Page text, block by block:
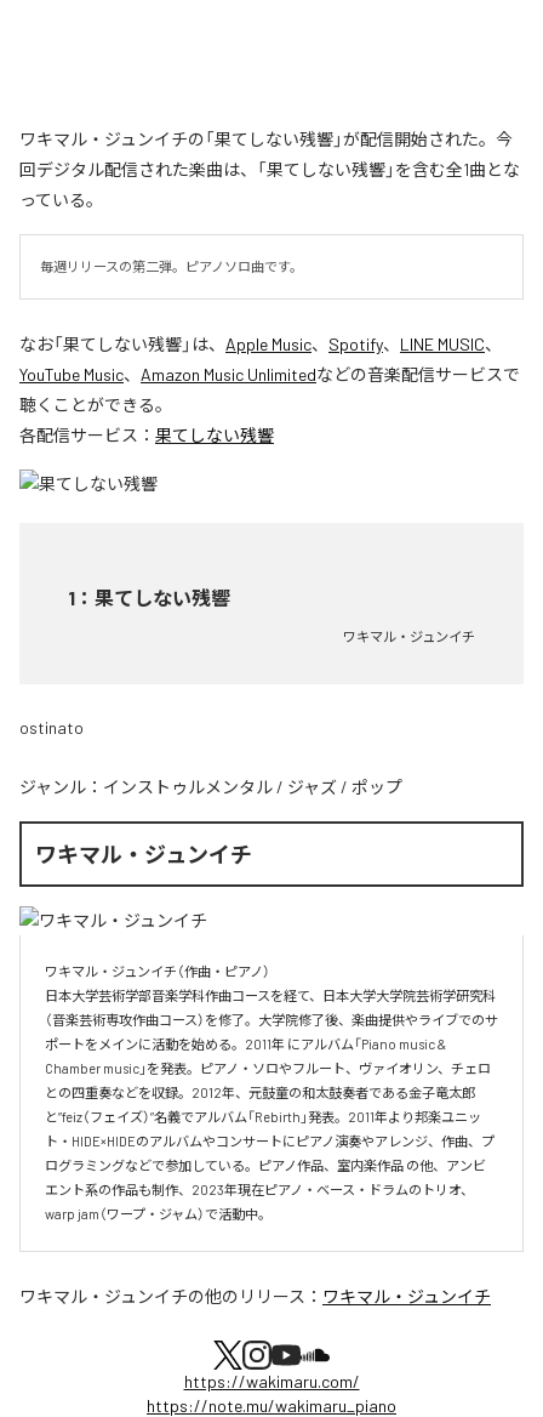
ワキマル・ジュンイチの「果てしない残響」が配信開始された。今
回デジタル配信された楽曲は、「果てしない残響」を含む全1曲とな
っている。
毎週リリースの第二弾。ピアノソロ曲です。
なお「果てしない残響」は、 Apple Music、 Spotify、 LINE MUSIC、
YouTube Music、 Amazon Music Unlimitedなどの音楽配信サービスで
聴くことができる。
各配信サービス： 果てしない残響
1 ： 果てしない残響
ワキマル・ジュンイチ
ostinato
ジャンル： インストゥルメンタル / ジャズ / ポップ
ワキマル・ジュンイチ
ワキマル・ジュンイチ（作曲・ピアノ）
日本大学芸術学部音楽学科作曲コースを経て、日本大学大学院芸術学研究科
（音楽芸術専攻作曲コース）を修了。大学院修了後、楽曲提供やライブでのサ
ポートをメインに活動を始める。2011年 にアルバム「Piano music &
Chamber music」を発表。ピアノ・ソロやフルート、ヴァイオリン、チェロ
との四重奏などを収録。2012年、元鼓童の和太鼓奏者である金子竜太郎
と”feiz（フェイズ）”名義でアルバム「Rebirth」発表。2011年より邦楽ユニッ
ト・HIDE×HIDEのアルバムやコンサートにピアノ演奏やアレンジ、作曲、プ
ログラミングなどで参加している。ピアノ作品、室内楽作品 の他、アンビ
エント系の作品も制作、2023年現在ピアノ・ベース・ドラムのトリオ、
warp jam（ワープ・ジャム）で活動中。
ワキマル・ジュンイチの他のリリース： ワキマル・ジュンイチ
https://wakimaru.com/
https://note.mu/wakimaru_piano